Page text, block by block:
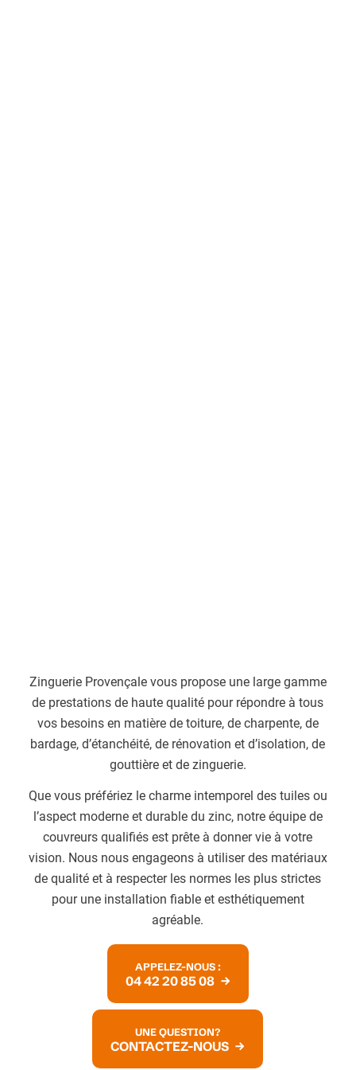
Zinguerie Provençale vous propose une large gamme
de prestations de haute qualité pour répondre à tous
vos besoins en matière de toiture, de charpente, de
bardage, d’étanchéité, de rénovation et d’isolation, de
gouttière et de zinguerie.
Que vous préfériez le charme intemporel des tuiles ou
l’aspect moderne et durable du zinc, notre équipe de
couvreurs qualifiés est prête à donner vie à votre
vision. Nous nous engageons à utiliser des matériaux
de qualité et à respecter les normes les plus strictes
pour une installation fiable et esthétiquement
agréable.
APPELEZ-NOUS :
04 42 20 85 08
UNE QUESTION?
CONTACTEZ-NOUS